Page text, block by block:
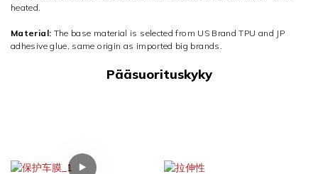
heated.
Material: The base material is selected from US Brand TPU and JP
adhesive glue, same origin as imported big brands.
Pääsuorituskyky